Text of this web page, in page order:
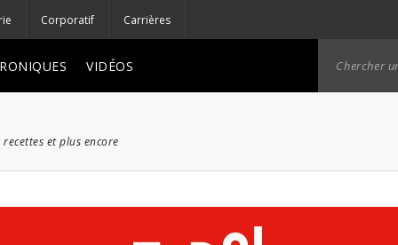
Corporatif Carrières
VIDÉOS
et plus encore